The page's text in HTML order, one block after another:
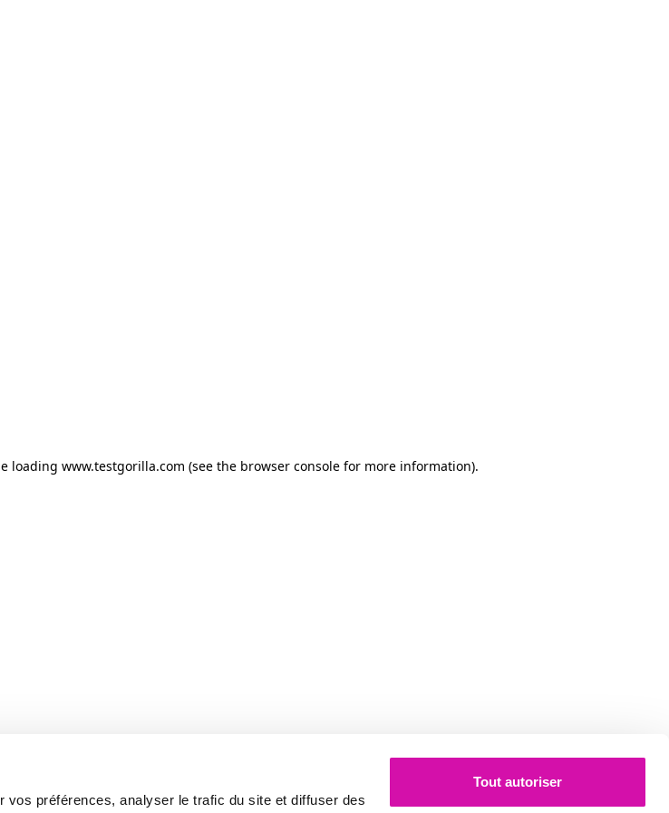
préférences, analyser le trafic du site et diffuser des
Tout autoriser
loading www.testgorilla.com (see the browser console for more information).